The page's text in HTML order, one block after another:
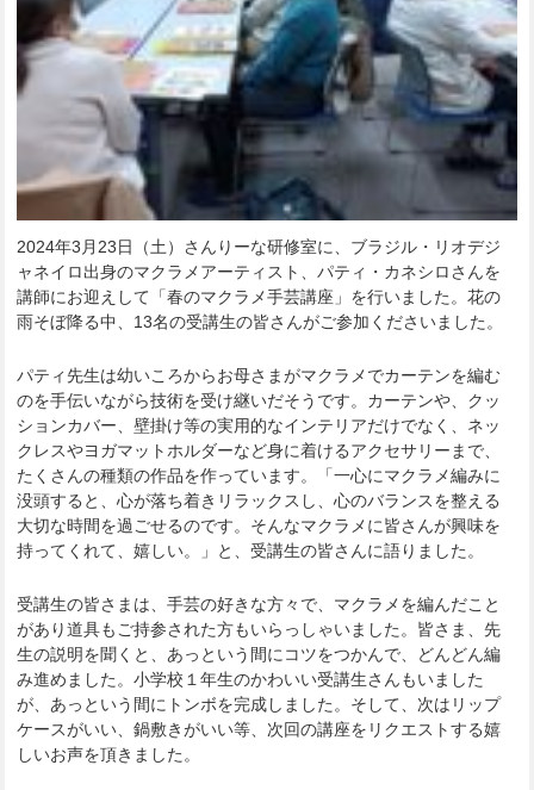
2024年3月23日（土）さんりーな研修室に、ブラジル・リオデジ
ャネイロ出身のマクラメアーティスト、パティ・カネシロさんを
講師にお迎えして「春のマクラメ手芸講座」を行いました。花の
雨そぼ降る中、13名の受講生の皆さんがご参加くださいました。
パティ先生は幼いころからお母さまがマクラメでカーテンを編む
のを手伝いながら技術を受け継いだそうです。カーテンや、クッ
ションカバー、壁掛け等の実用的なインテリアだけでなく、ネッ
クレスやヨガマットホルダーなど身に着けるアクセサリーまで、
たくさんの種類の作品を作っています。「一心にマクラメ編みに
没頭すると、心が落ち着きリラックスし、心のバランスを整える
大切な時間を過ごせるのです。そんなマクラメに皆さんが興味を
持ってくれて、嬉しい。」と、受講生の皆さんに語りました。
受講生の皆さまは、手芸の好きな方々で、マクラメを編んだこと
があり道具もご持参された方もいらっしゃいました。皆さま、先
生の説明を聞くと、あっという間にコツをつかんで、どんどん編
み進めました。小学校１年生のかわいい受講生さんもいました
が、あっという間にトンボを完成しました。そして、次はリップ
ケースがいい、鍋敷きがいい等、次回の講座をリクエストする嬉
しいお声を頂きました。